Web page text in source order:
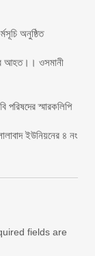
অনুষ্ঠিত
আহত।। ওসমানী
পরিষদের স্মারকলিপি
ইউনিয়নের ৪ নং
fields are